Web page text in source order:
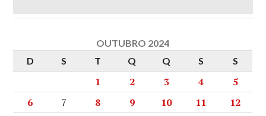
OUTUBRO 2024
D
S T Q Q S S
1 2 3 4
5
6
7 8 9 10 11
12